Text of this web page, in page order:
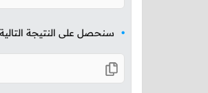
سنحصل على النتيجة